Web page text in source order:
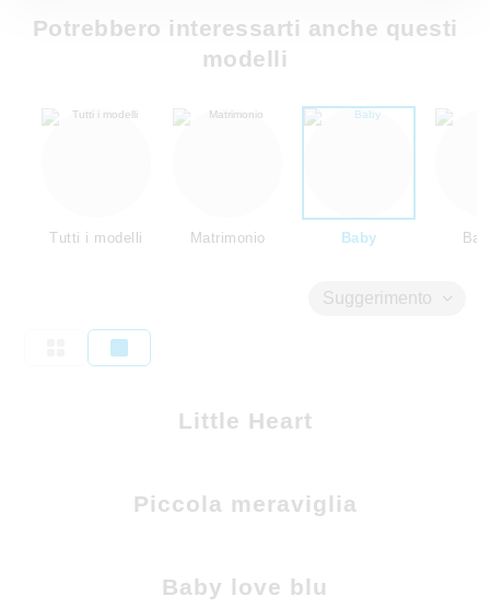
Potrebbero interessarti anche questi
modelli
Tutti i modelli Matrimonio Baby
Suggerimento
Little Heart
Piccola meraviglia
Baby love blu